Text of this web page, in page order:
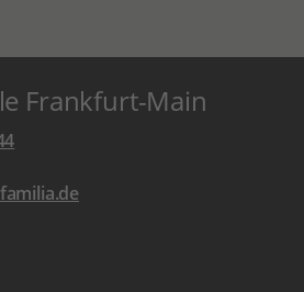
Frankfurt-Main